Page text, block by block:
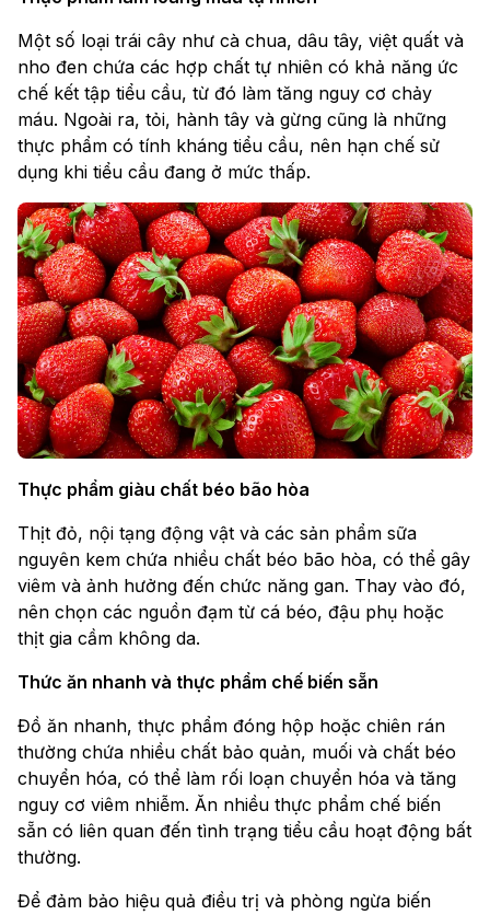
Một số loại trái cây như cà chua, dâu tây, việt quất và
nho đen chứa các hợp chất tự nhiên có khả năng ức
chế kết tập tiểu cầu, từ đó làm tăng nguy cơ chảy
máu. Ngoài ra, tỏi, hành tây và gừng cũng là những
thực phẩm có tính kháng tiểu cầu, nên hạn chế sử
dụng khi tiểu cầu đang ở mức thấp.
Thực phẩm giàu chất béo bão hòa
Thịt đỏ, nội tạng động vật và các sản phẩm sữa
nguyên kem chứa nhiều chất béo bão hòa, có thể gây
viêm và ảnh hưởng đến chức năng gan. Thay vào đó,
nên chọn các nguồn đạm từ cá béo, đậu phụ hoặc
thịt gia cầm không da.
Thức ăn nhanh và thực phẩm chế biến sẵn
Đồ ăn nhanh, thực phẩm đóng hộp hoặc chiên rán
thường chứa nhiều chất bảo quản, muối và chất béo
chuyển hóa, có thể làm rối loạn chuyển hóa và tăng
nguy cơ viêm nhiễm. Ăn nhiều thực phẩm chế biến
sẵn có liên quan đến tình trạng tiểu cầu hoạt động bất
thường.
Để đảm bảo hiệu quả điều trị và phòng ngừa biến